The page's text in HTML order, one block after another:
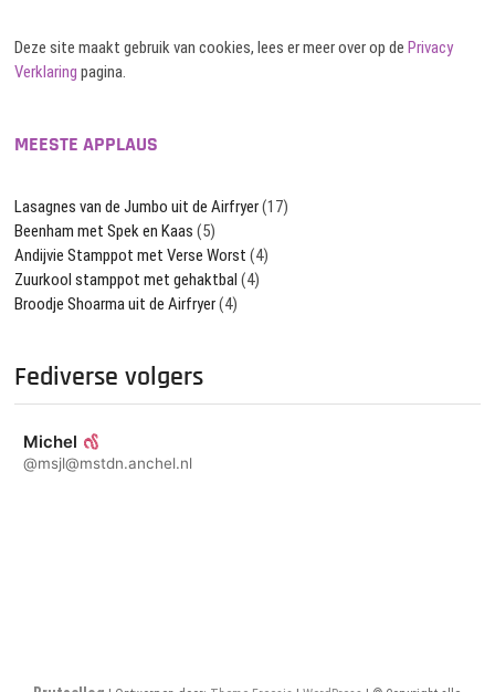
Deze site maakt gebruik van cookies, lees er meer over op de Privacy
Verklaring pagina.
MEESTE APPLAUS
Lasagnes van de Jumbo uit de Airfryer(17)
Beenham met Spek en Kaas (5)
Andijvie Stamppot met Verse Worst (4)
Zuurkool stamppot met gehaktbal (4)
Broodje Shoarma uit de Airfryer(4)
Fediverse volgers
Michel
@msjl@mstdn.anchel.nl